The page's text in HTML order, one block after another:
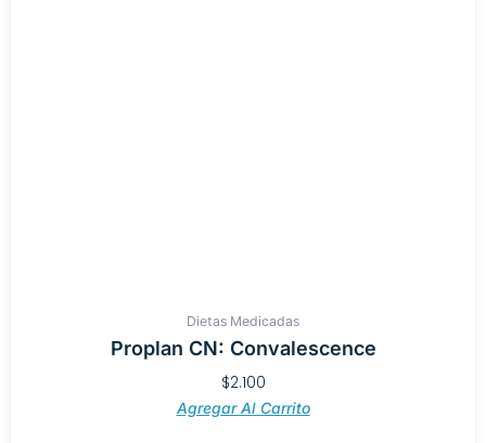
Dietas Medicadas
Proplan CN: Convalescence
$2.100
Agregar Al Carrito